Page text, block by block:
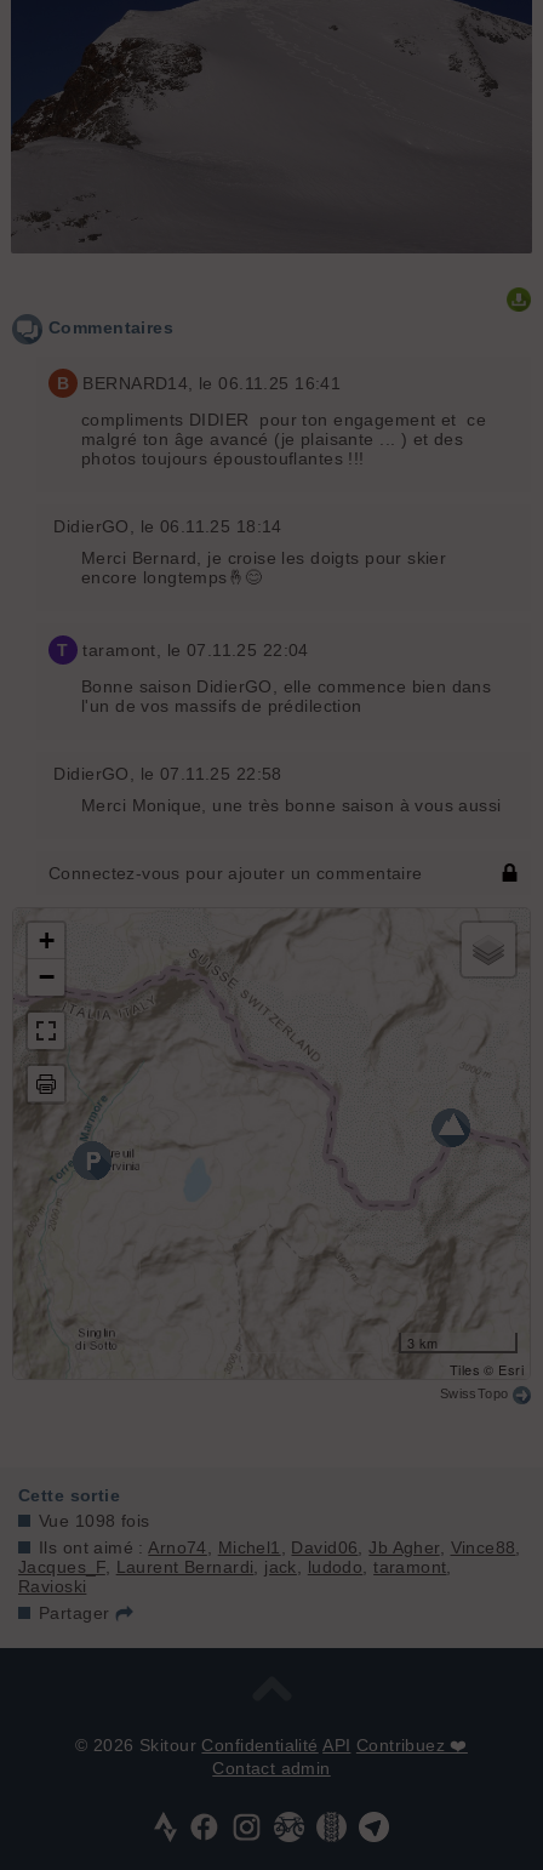
Commentaires
B BERNARD14 , le 06.11.25 16:41
compliments DIDIER pour ton engagement et ce
malgré ton âge avancé (je plaisante ... ) et des
photos toujours époustouflantes !!!
DidierGO
, le 06.11.25 18:14
Merci Bernard, je croise les doigts pour skier
encore longtemps🤞😊
T taramont , le 07.11.25 22:04
Bonne saison DidierGO, elle commence bien dans
l'un de vos massifs de prédilection
DidierGO
, le 07.11.25 22:58
Merci Monique, une très bonne saison à vous aussi
Connectez-vous pour ajouter un commentaire
+
−
3 km
Tiles © Esri
SwissTopo
Cette sortie
Vue 1098 fois
Ils ont aimé : Arno74 Michel1 David06 ,Jb Agher Vince88
Jacques_F, Laurent Bernardi jack ludodo ,taramont
Ravioski
Partager
© 2026 Skitour Confidentialité API Contribuez ❤️
Contact admin